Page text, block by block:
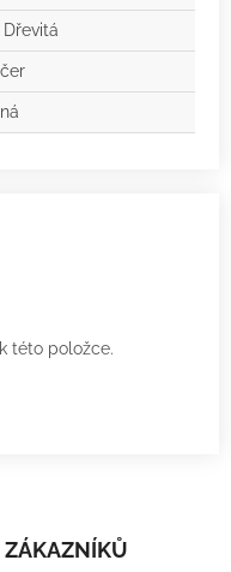
Dřevitá
této položce.
ZÁKAZNÍKŮ